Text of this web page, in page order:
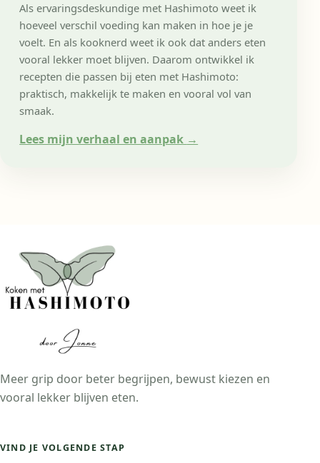
Als ervaringsdeskundige met Hashimoto weet ik
hoeveel verschil voeding kan maken in hoe je je
voelt. En als kooknerd weet ik ook dat anders eten
vooral lekker moet blijven. Daarom ontwikkel ik
recepten die passen bij eten met Hashimoto:
praktisch, makkelijk te maken en vooral vol van
smaak.
Lees mijn verhaal en aanpak →
Meer grip door beter begrijpen, bewust kiezen en
vooral lekker blijven eten.
VIND JE VOLGENDE STAP